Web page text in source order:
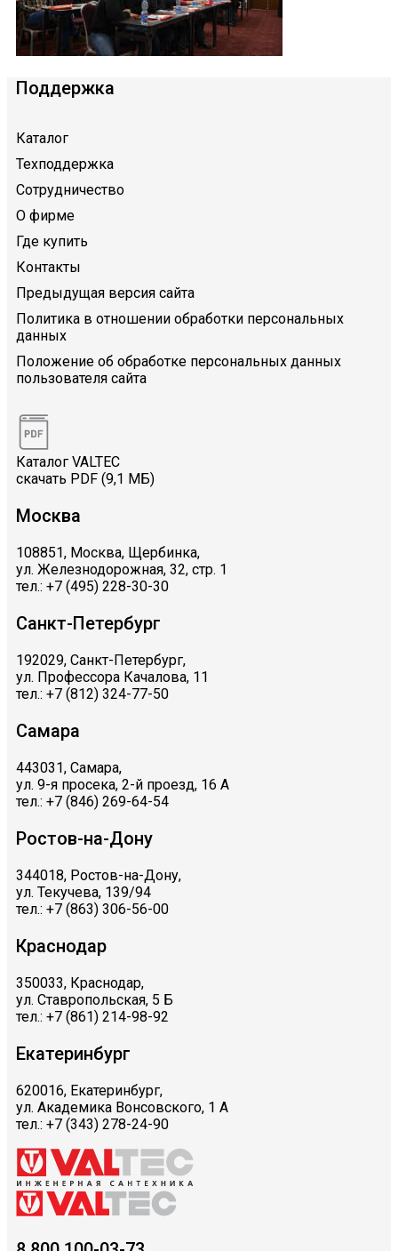
Поддержка
Каталог
Техподдержка
Сотрудничество
О фирме
Где купить
Контакты
Предыдущая версия сайта
Политика в отношении обработки персональных
данных
Положение об обработке персональных данных
пользователя сайта
Каталог VALTEC
скачать PDF (9,1 МБ)
Москва
108851, Москва, Щербинка,
ул. Железнодорожная, 32, стр. 1
тел.: +7 (495) 228-30-30
Санкт-Петербург
192029, Санкт-Петербург,
ул. Профессора Качалова, 11
тел.: +7 (812) 324-77-50
Самара
443031, Самара,
ул. 9-я просека, 2-й проезд, 16 А
тел.: +7 (846) 269-64-54
Ростов-на-Дону
344018, Ростов-на-Дону,
ул. Текучева, 139/94
тел.: +7 (863) 306-56-00
Краснодар
350033, Краснодар,
ул. Ставропольская, 5 Б
тел.: +7 (861) 214-98-92
Екатеринбург
620016, Екатеринбург,
ул. Академика Вонсовского, 1 А
тел.: +7 (343) 278-24-90